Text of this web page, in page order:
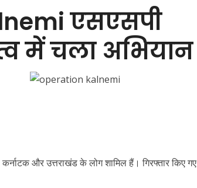
एसएसपी
में चला अभियान
कर्नाटक और उत्तराखंड के लोग शामिल हैं। गिरफ्तार किए गए